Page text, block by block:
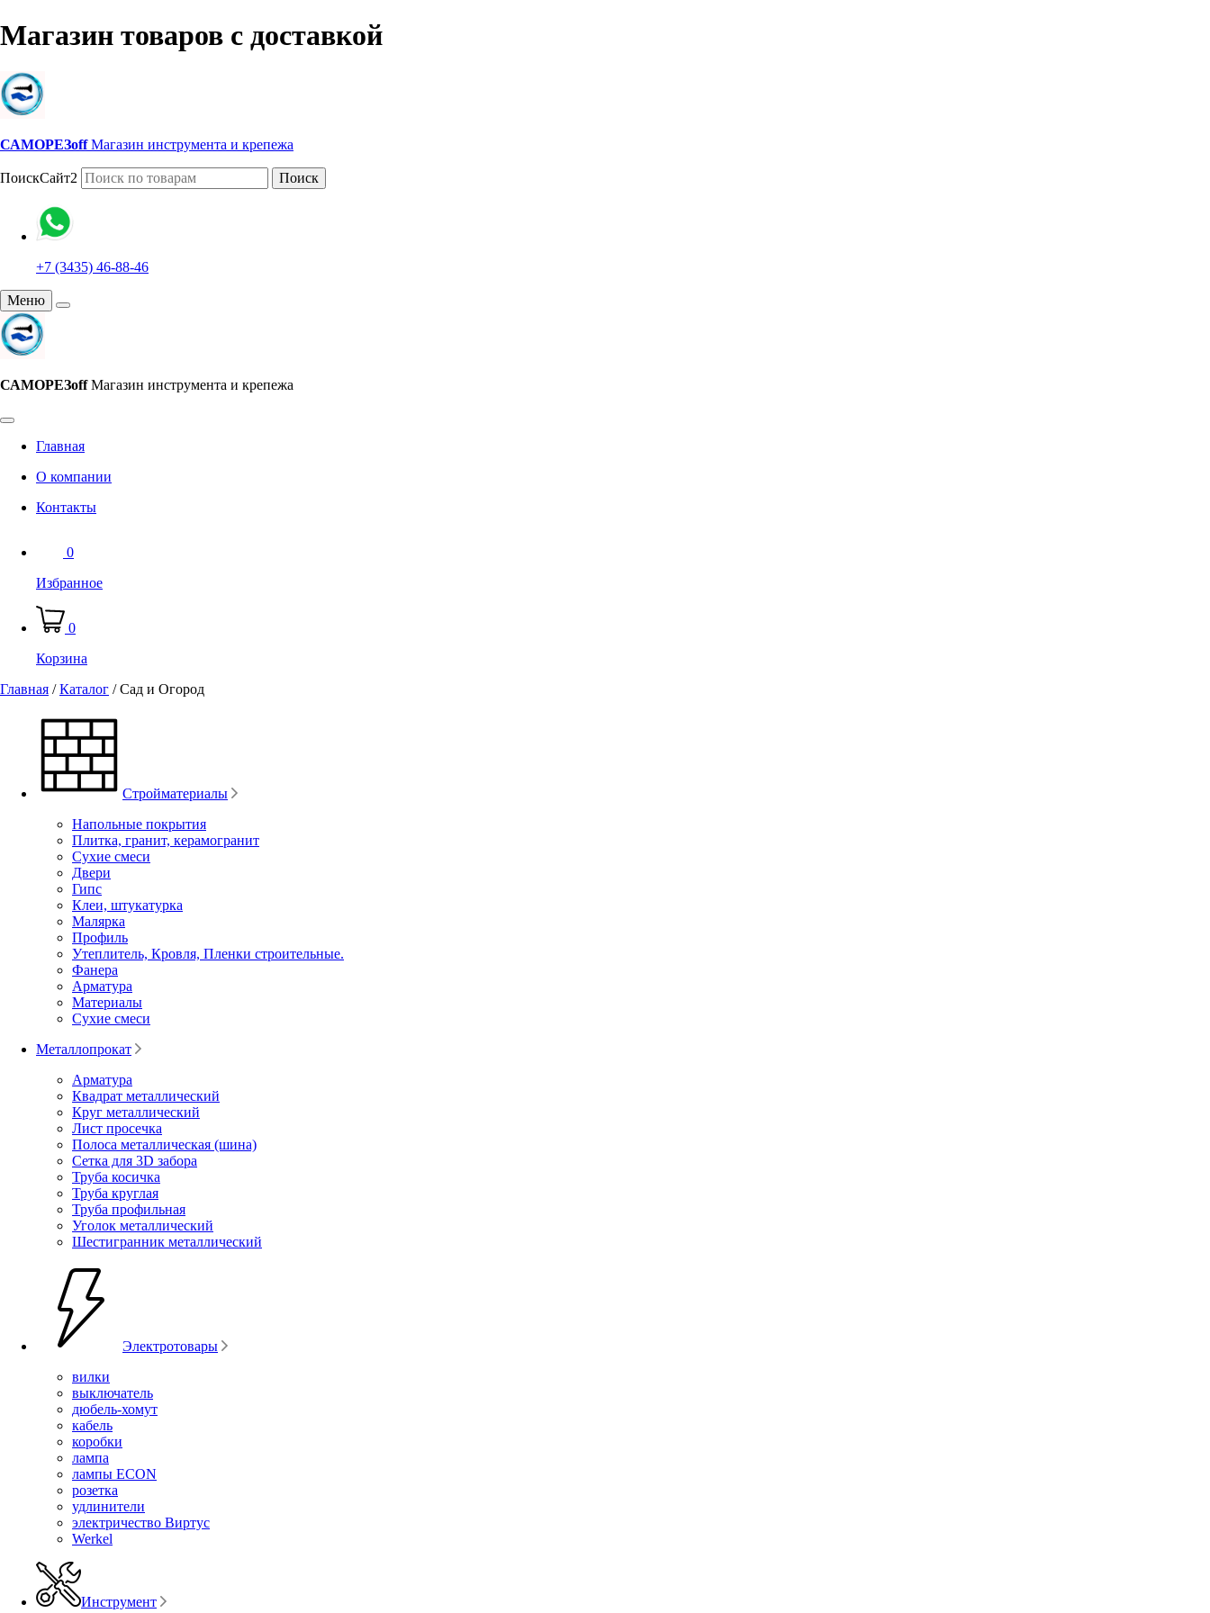
Магазин товаров с доставкой
САМОРЕЗoff Магазин инструмента и крепежа
ПоискСайт2 Поиск
+7 (3435) 46-88-46
Меню
САМОРЕЗoff Магазин инструмента и крепежа
Главная
О компании
Контакты
0
Избранное
0
Корзина
Главная /Каталог /Сад и Огород
Стройматериалы
Напольные покрытия
Плитка, гранит, керамогранит
Сухие смеси
Двери
Гипс
Клеи, штукатурка
Малярка
Профиль
Утеплитель, Кровля, Пленки строительные.
Фанера
Арматура
Материалы
Сухие смеси
Металлопрокат
Арматура
Квадрат металлический
Круг металлический
Лист просечка
Полоса металлическая (шина)
Сетка для 3D забора
Труба косичка
Труба круглая
Труба профильная
Уголок металлический
Шестигранник металлический
Электротовары
вилки
выключатель
дюбель-хомут
кабель
коробки
лампа
лампы ECON
розетка
удлинители
электричество Виртус
Werkel
Инструмент